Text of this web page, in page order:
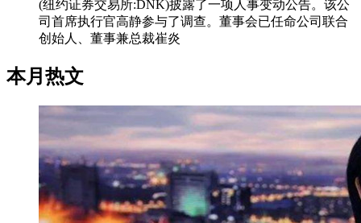
(纽约证券交易所:DNK)披露了一项人事变动公告。该公
司首席执行官高静参与了调查。董事会已任命公司联合
创始人、董事兼总裁崔炎
本月热文